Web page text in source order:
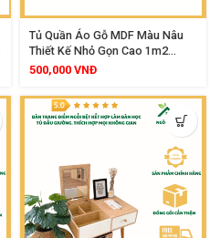
Tủ Quần Áo Gỗ MDF Màu Nâu
Thiết Kế Nhỏ Gọn Cao 1m2
Ngang 60cm Sâu 40cm Phù Hợp
500,000 VNĐ